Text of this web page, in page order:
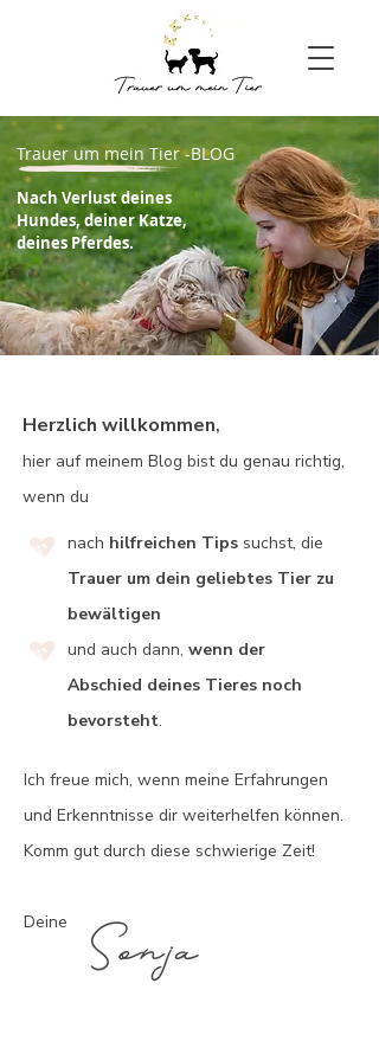
Trauer um mein Tier -BLOG
Nach Verlust deines
Hundes, deiner Katze,
deines Pferdes.
Herzlich willkommen,
hier auf meinem Blog bist du genau richtig,
wenn du
nach hilfreichen Tips suchst, die
Trauer um dein geliebtes Tier zu
bewältigen
und auch dann, wenn der
Abschied deines Tieres noch
bevorsteht.
Ich freue mich, wenn meine Erfahrungen
und Erkenntnisse dir weiterhelfen können.
Komm gut durch diese schwierige Zeit!
Deine